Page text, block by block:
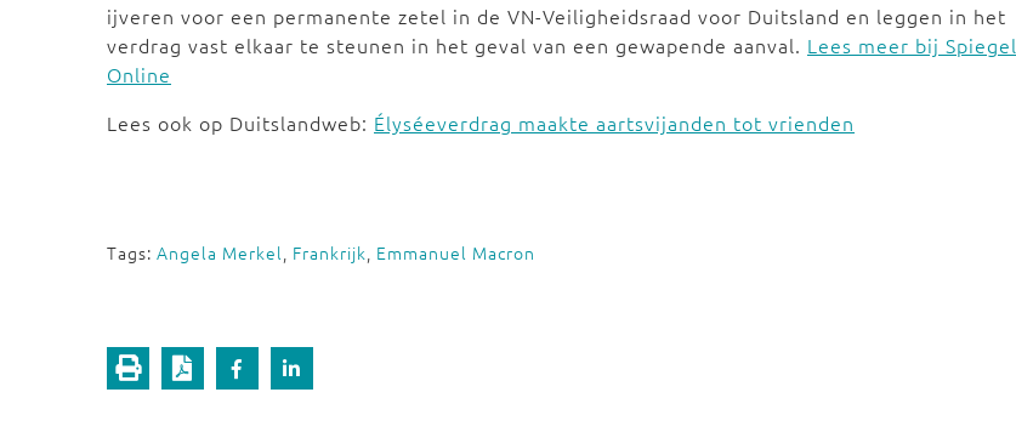
ijveren voor een permanente zetel in de VN-Veiligheidsraad voor Duitsland en leggen in het
verdrag vast elkaar te steunen in het geval van een gewapende aanval. Lees meer bij Spiegel
Online
Lees ook op Duitslandweb: Élyséeverdrag maakte aartsvijanden tot vrienden
Tags: Angela Merkel, Frankrijk, Emmanuel Macron